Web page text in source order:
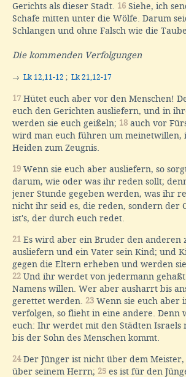
Gerichts als dieser Stadt. 16 Siehe, ich
Schafe mitten unter die Wölfe. Darum
Schlangen und ohne Falsch wie die
Die kommenden Verfolgungen
→ Lk 12,11-12 ; Lk 21,12-17
17 Hütet euch aber vor den Menschen!
euch den Gerichten ausliefern, und in
werden sie euch geißeln; 18 auch vor
wird man euch führen um meinetwillen,
Heiden zum Zeugnis.
19 Wenn sie euch aber ausliefern, so
darum, wie oder was ihr reden sollt;
jener Stunde gegeben werden, was ihr
nicht ihr seid es, die reden, sondern der
ist's, der durch euch redet.
21 Es wird aber ein Bruder den anderen
ausliefern und ein Vater sein Kind; und
gegen die Eltern erheben und werden
22 Und ihr werdet von jedermann gehaßt
Namens willen. Wer aber ausharrt bis
gerettet werden. 23 Wenn sie euch aber
verfolgen, so flieht in eine andere. Denn
euch: Ihr werdet mit den Städten Israels
bis der Sohn des Menschen kommt.
24Der Jünger ist nicht über dem
über seinem Herrn; 25 es ist für den